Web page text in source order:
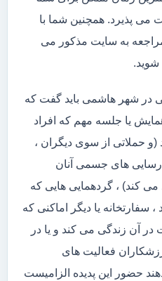
می پذیرد. همچنین شما با
به سایت مذکور می
شوید.
شهر هاشمی باید گفت که
یا جلسه مهم که افراد
حملاتی از سوی دیگران ،
های جسمی آنان
می کند) ، گردهمایی هایی که
سفارتخانه یا دیگر اماکنی که
در آن زندگی می کند و یا در
فعالیت های
حضور این پدیده الزامیست